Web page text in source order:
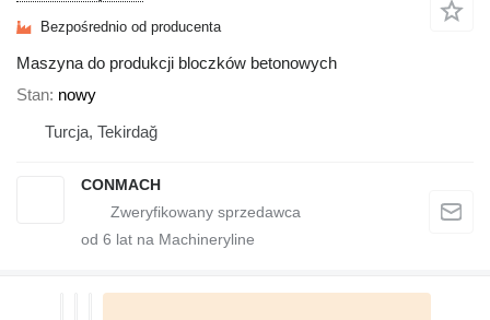
Bezpośrednio od producenta
Maszyna do produkcji bloczków betonowych
Stan nowy
Turcja, Tekirdağ
CONMACH
od 6 lat na Machineryline